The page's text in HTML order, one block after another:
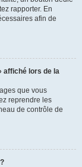
rapporter. En
afin de
affiché lors de la
que vous
reprendre les
de contrôle de